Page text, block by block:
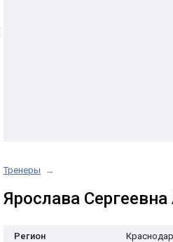
Тренеры →
Ярослава
Регион